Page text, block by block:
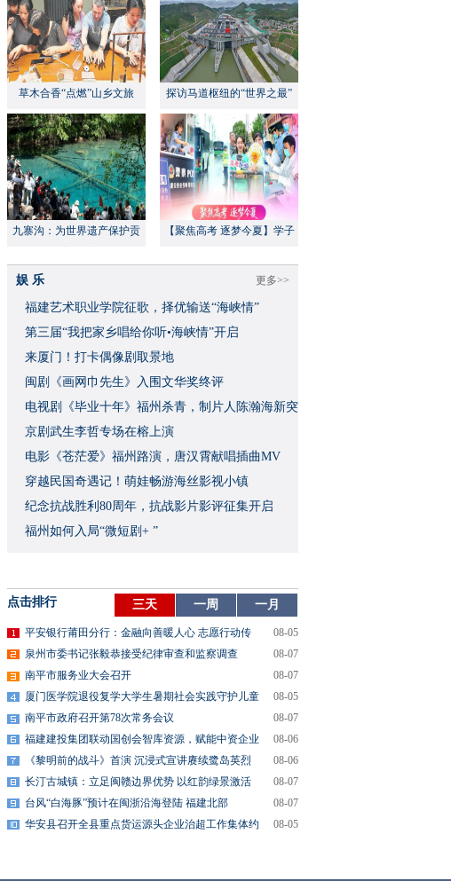
草木合香“点燃”山乡文旅 探访马道枢纽的“世界之最”
九寨沟：为世界遗产保护贡
【聚焦高考 逐梦今夏】学子
更多>>
娱 乐
福建艺术职业学院征歌，择优输送“海峡情”
​第三届“我把家乡唱给你听•海峡情”开启
来厦门！打卡偶像剧取景地
闽剧《画网巾先生》入围文华奖终评
​电视剧《毕业十年》福州杀青，制片人陈瀚海新突
破
京剧武生李哲专场在榕上演
​电影《苍茫爱》福州路演，唐汉霄献唱插曲MV
穿越民国奇遇记！萌娃畅游海丝影视小镇
​纪念抗战胜利80周年，抗战影片影评征集开启
福州如何入局“微短剧+ ”
点击排行 三天 一周 一月
平安银行莆田分行：金融向善暖人心 志愿行动传
08-05
泉州市委书记张毅恭接受纪律审查和监察调查
08-07
南平市服务业大会召开
08-07
厦门医学院退役复学大学生暑期社会实践守护儿童
08-05
南平市政府召开第78次常务会议
08-07
福建建投集团联动国创会智库资源，赋能中资企业
08-06
《黎明前的战斗》首演 沉浸式宣讲赓续鹭岛英烈
08-06
长汀古城镇：立足闽赣边界优势 以红韵绿景激活
08-07
台风“白海豚”预计在闽浙沿海登陆 福建北部
08-07
华安县召开全县重点货运源头企业治超工作集体约
08-05